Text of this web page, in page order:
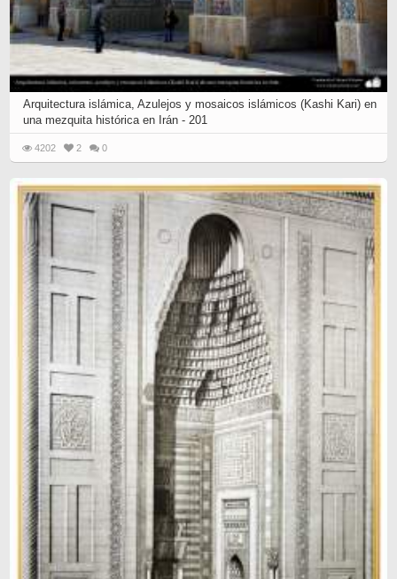
Arquitectura islámica, Azulejos y mosaicos islámicos (Kashi Kari) en
una mezquita histórica en Irán - 201
4202 2 0